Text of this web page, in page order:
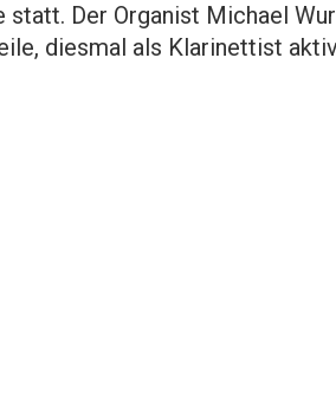
statt. Der Organist Michael
diesmal als Klarinettist